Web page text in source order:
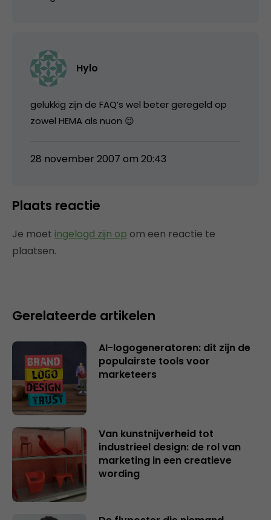
Hylo
gelukkig zijn de FAQ’s wel beter geregeld op
zowel HEMA als nuon 😉
28 november 2007 om 20:43
Plaats reactie
Je moet ingelogd zijn op om een reactie te
plaatsen.
Gerelateerde artikelen
AI-logogeneratoren: dit zijn de
populairste tools voor
marketeers
Van kunstnijverheid tot
industrieel design: de rol van
marketing in een creatieve
wording